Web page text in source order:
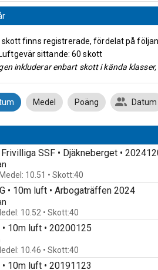
finns registrerade, fördelat på
sittande: 60 skott
inkluderar enbart skott i kända
Medel Poäng Datum
SSF • Djäkneberget •
10.51 • Skott:40
• 10m luft • Arbogaträffen 2024
10.52 • Skott:40
10m luft • 20200125
10.46 • Skott:40
10m luft • 20191123